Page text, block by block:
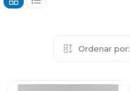
Ordenar por: